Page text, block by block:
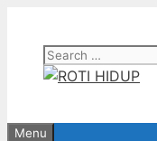
contentSearch
for:
Menu